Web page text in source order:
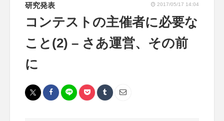
研究発表 2017/05/17 14:04
コンテストの主催者に必要な
こと(2) – さあ運営、その前
に